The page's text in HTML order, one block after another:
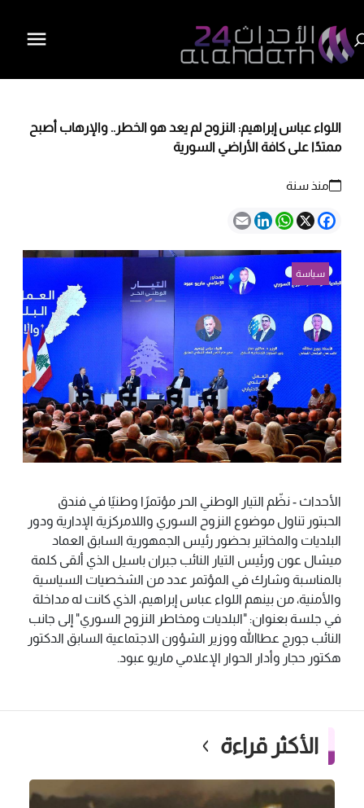
اللواء عباس إبراهيم: النزوح لم يعد هو الخطر.. والإرهاب أصبح
ممتدًا على كافة الأراضي السورية
منذ سنة
Facebook
X
WhatsApp
LinkedIn
Email
سياسة
الأحداث - نظّم التيار الوطني الحر مؤتمرًا وطنيًا في فندق
الحبتور تناول موضوع النزوح السوري واللامركزية الإدارية ودور
البلديات والمخاتير بحضور رئيس الجمهورية السابق العماد
ميشال عون ورئيس التيار النائب جبران باسيل الذي ألقى كلمة
بالمناسبة وشارك في المؤتمر عدد من الشخصيات السياسية
والأمنية، من بينهم اللواء عباس إبراهيم، الذي كانت له مداخلة
في جلسة بعنوان: "البلديات ومخاطر النزوح السوري" إلى جانب
النائب جورج عطاالله ووزير الشؤون الاجتماعية السابق الدكتور
هكتور حجار وأدار الحوار الإعلامي ماريو عبود.
الأكثر قراءة